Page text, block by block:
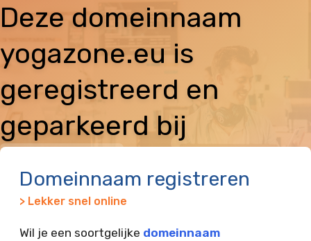
Deze domeinnaam
yogazone.eu is
geregistreerd en
geparkeerd bij
Domeinnaam registreren
> Lekker snel online
Wil je een soortgelijke domeinnaam